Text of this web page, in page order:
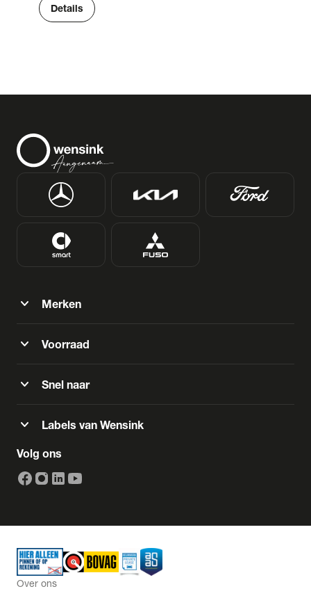
Details
expand_more Merken
expand_more Voorraad
expand_more Snel naar
expand_more Labels van Wensink
Volg ons
Over ons